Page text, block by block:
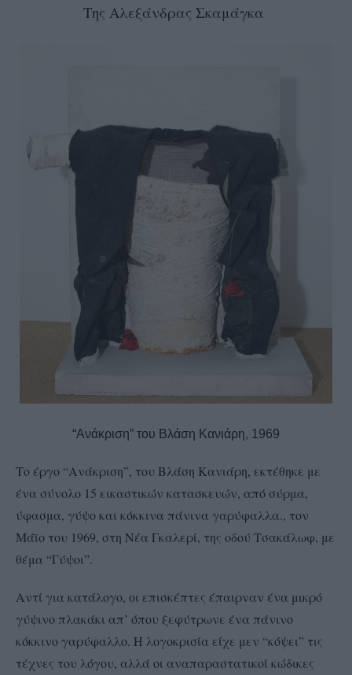
Της Αλεξάνδρας Σκαμάγκα
“Ανάκριση” του Βλάση Κανιάρη, 1969
Το έργο “Ανάκριση”, του Βλάση Κανιάρη, εκτέθηκε με
ένα σύνολο 15 εικαστικών κατασκευών, από σύρμα,
ύφασμα, γύψο και κόκκινα πάνινα γαρύφαλλα., τον
Μάϊο του 1969, στη Νέα Γκαλερί, της οδού Τσακάλωφ, με
θέμα “Γύψοι”.
Αντί για κατάλογο, οι επισκέπτες έπαιρναν ένα μικρό
γύψινο πλακάκι απ’ όπου ξεφύτρωνε ένα πάνινο
κόκκινο γαρύφαλλο. Η λογοκρισία είχε μεν “κόψει” τις
τέχνες του λόγου, αλλά οι αναπαραστατικοί κώδικες